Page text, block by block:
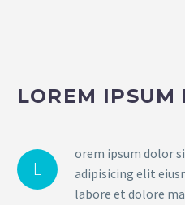
LOREM IPSUM
L
orem ipsum dolor
adipisicing elit
labore et dolore